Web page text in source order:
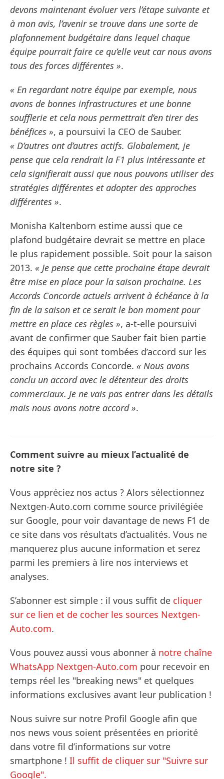
devons maintenant évoluer vers l’étape suivante et
à mon avis, l’avenir se trouve dans une sorte de
plafonnement budgétaire dans lequel chaque
équipe pourrait faire ce qu’elle veut car nous avons
tous des forces différentes ».
« En regardant notre équipe par exemple, nous
avons de bonnes infrastructures et une bonne
soufflerie et cela nous permettrait d’en tirer des
bénéfices », a poursuivi la CEO de Sauber.
« D’autres ont d’autres actifs. Globalement, je
pense que cela rendrait la F1 plus intéressante et
cela signifierait aussi que nous pouvons utiliser des
stratégies différentes et adopter des approches
différentes ».
Monisha Kaltenborn estime aussi que ce
plafond budgétaire devrait se mettre en place
le plus rapidement possible. Soit pour la saison
2013. « Je pense que cette prochaine étape devrait
être mise en place pour la saison prochaine. Les
Accords Concorde actuels arrivent à échéance à la
fin de la saison et ce serait le bon moment pour
mettre en place ces règles », a-t-elle poursuivi
avant de confirmer que Sauber fait bien partie
des équipes qui sont tombées d’accord sur les
prochains Accords Concorde. « Nous avons
conclu un accord avec le détenteur des droits
commerciaux. Je ne vais pas entrer dans les détails
mais nous avons notre accord ».
Comment suivre au mieux l’actualité de
notre site ?
Vous appréciez nos actus ? Alors sélectionnez
Nextgen-Auto.com comme source privilégiée
sur Google, pour voir davantage de news F1 de
ce site dans vos résultats d’actualités. Vous ne
manquerez plus aucune information et serez
parmi les premiers à lire nos interviews et
analyses.
S’abonner est simple : il vous suffit de cliquer
sur ce lien et de cocher les sources Nextgen-
Auto.com.
Vous pouvez aussi vous abonner à notre chaîne
WhatsApp Nextgen-Auto.com pour recevoir en
temps réel les "breaking news" et quelques
informations exclusives avant leur publication !
Nous suivre sur notre Profil Google afin que
nos news vous soient présentées en priorité
dans votre fil d’informations sur votre
smartphone ! Il suffit de cliquer sur "Suivre sur
Google".